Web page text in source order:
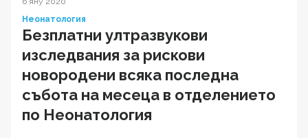
Неонатология
Безплатни ултразвукови
изследвания за рискови
новородени всяка последна
събота на месеца в отделението
по Неонатология